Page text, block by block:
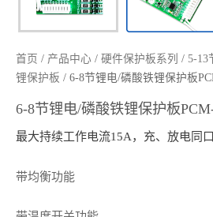
首页 / 产品中心 / 硬件保护板系列 / 5-13
锂保护板 / 6-8节锂电/磷酸铁锂保护板
6-8节锂电/磷酸铁锂保护板
最大持续工作电流15A，充、放电同口
带均衡功能